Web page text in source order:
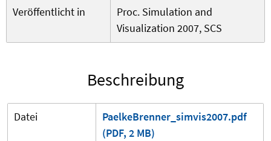
Veröffentlicht in
Proc. Simulation and
Visualization 2007, SCS
Beschreibung
Datei
PaelkeBrenner_simvis2007.pdf
(PDF, 2 MB)